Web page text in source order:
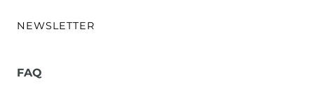
NEWSLETTER
FAQ